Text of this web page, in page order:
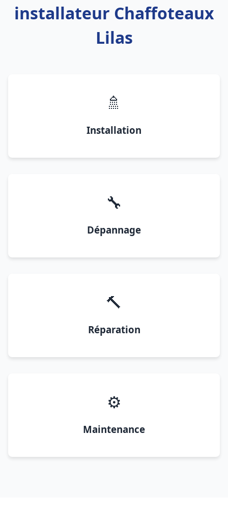
installateur Chaffoteaux
Lilas
🚿
Installation
🔧
Dépannage
🔨
Réparation
⚙️
Maintenance